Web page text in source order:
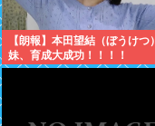
【朗報】本田望結（ぼうけつ
妹、育成大成功！！！！